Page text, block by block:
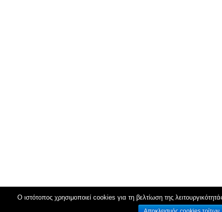
Ο ιστότοπος χρησιμοποιεί cookies για τη βελτίωση της